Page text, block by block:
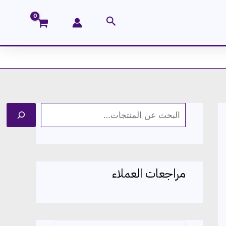
البحث
ل
ث
مراجعات العملاء